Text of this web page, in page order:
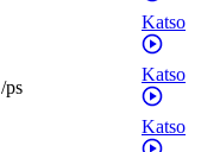
Katso
/ps
Katso
Katso